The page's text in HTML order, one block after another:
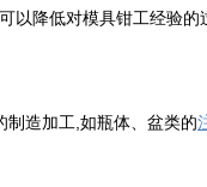
以降低对模具钳工经验
制造加工,如瓶体、盆类的